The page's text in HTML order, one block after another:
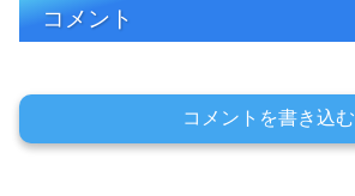
コメント
コメントを書き込む